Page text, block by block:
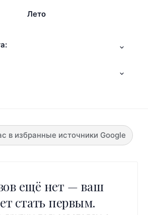
Лето
в избранные источники Google
ещё нет — ваш
стать первым.